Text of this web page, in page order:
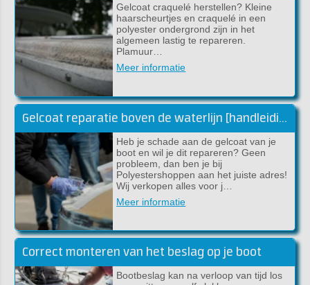
Gelcoat craquelé herstellen? Kleine
haarscheurtjes en craquelé in een
polyester ondergrond zijn in het
algemeen lastig te repareren.
Plamuur…
Meer informatie
Gelcoat reparatie boven de waterlijn [handleiding]
Heb je schade aan de gelcoat van je
boot en wil je dit repareren? Geen
probleem, dan ben je bij
Polyestershoppen aan het juiste adres!
Wij verkopen alles voor j…
Meer informatie
Correct monteren van het beslag op je boot
Bootbeslag kan na verloop van tijd los